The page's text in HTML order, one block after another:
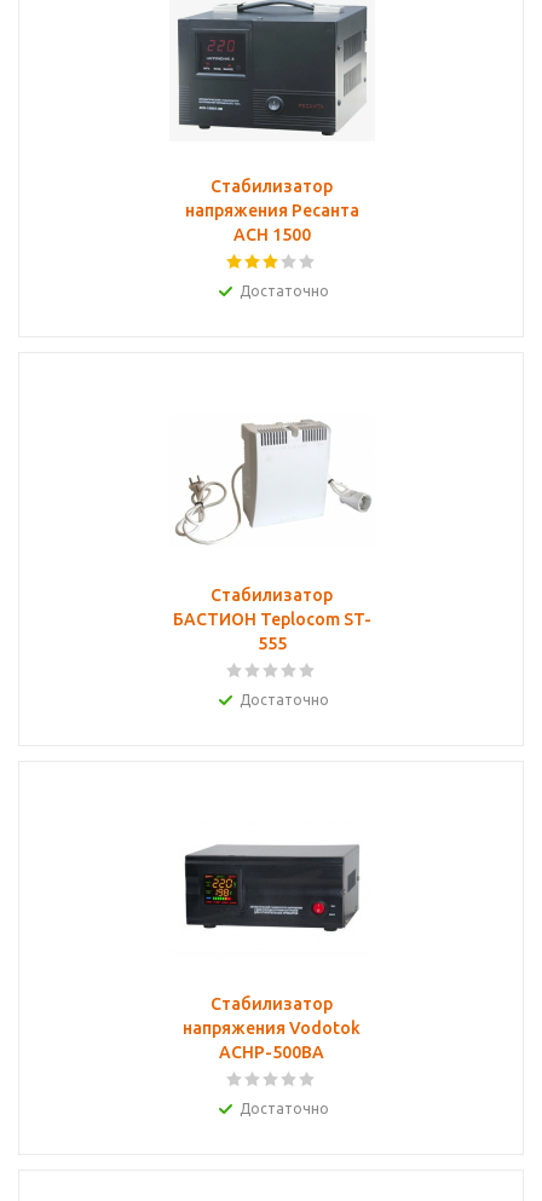
Стабилизатор
напряжения Ресанта
АСН 1500
Достаточно
Стабилизатор
БАСТИОН Teplocom ST-
555
Достаточно
Cтабилизатор
напряжения Vodotok
АСНР-500ВА
Достаточно